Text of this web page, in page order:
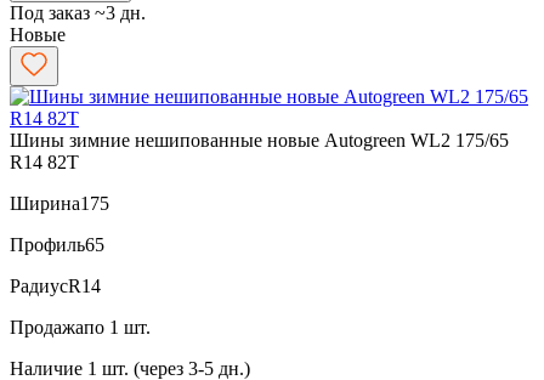
Под заказ ~3 дн.
Новые
Шины зимние нешипованные новые Autogreen WL2 175/65
R14 82T
Ширина175
Профиль65
РадиусR14
Продажапо 1 шт.
Наличие 1 шт. (через 3-5 дн.)